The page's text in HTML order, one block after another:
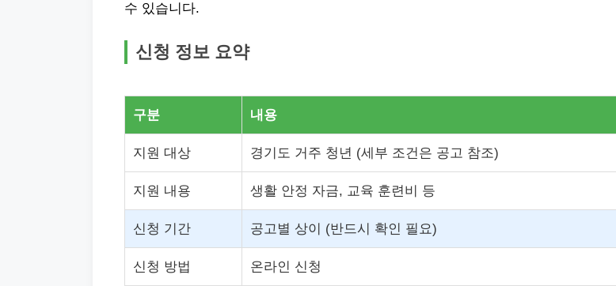
수 있습니다.
신청 정보 요약
구분 내용
지원 대상 경기도 거주 청년 (세부 조건은 공고 참조)
지원 내용 생활 안정 자금, 교육 훈련비 등
신청 기간 공고별 상이 (반드시 확인 필요)
신청 방법 온라인 신청